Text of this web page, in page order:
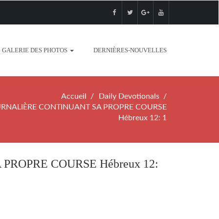
GALERIE DES PHOTOS DERNIÈRES-NOUVELLES
Accueil
Daily Devotionals
CONTINUANT SA PROPRE COURSE
Hébreux 12: 1
COURSE Hébreux 12: